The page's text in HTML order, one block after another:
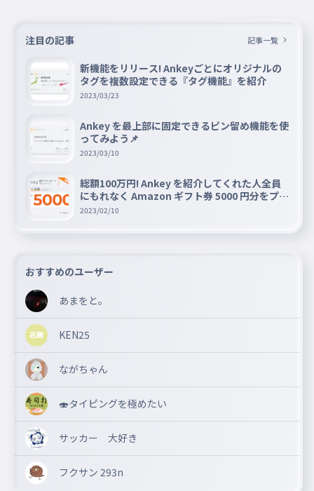
ラブス
070 ファング
ファング
072 ジャネット
073 オーティス
オーティス
074
075 バスター
076 グレイ
077 ウィロー
ウィロー
078 ダグ
ダグ
079 チャック
080 チャーリー
注目の記事 記事一覧
新機能をリリース! Ankeyごとにオリジナルの
タグを複数設定できる『タグ機能』を紹介
2023/03/23
Ankey を最上部に固定できるピン留め機能を使
ってみよう📌
2023/03/10
総額100万円! Ankey を紹介してくれた人全員
にもれなく Amazon ギフト券 5000 円分をプレ
ゼントキャンペーン!!
2023/02/10
おすすめのユーザー
あまをと。
KEN25
ながちゃん
🍣タイピングを極めたい
サッカー 大好き
フクサン 293n